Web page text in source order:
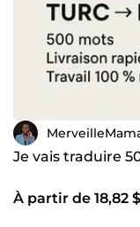
Je vais traduire
À partir de 18,82